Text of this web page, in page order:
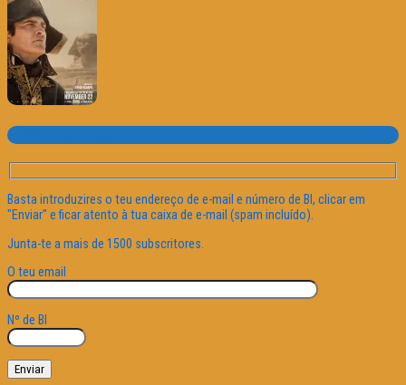
Subscrever o site
Basta introduzires o teu endereço de e-mail e número de BI, clicar em
"Enviar" e ficar atento à tua caixa de e-mail (spam incluído).
Junta-te a mais de 1500 subscritores.
O teu email
Nº de BI